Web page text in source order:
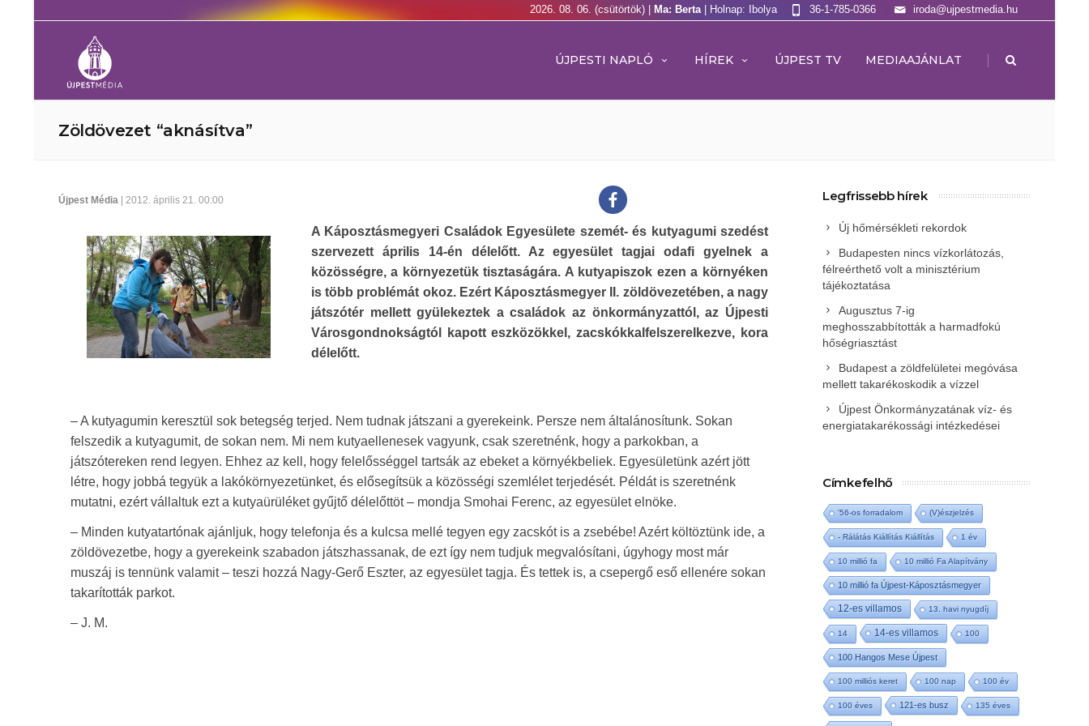
2026. 08. 06. (csütörtök) | Ma: Berta | Holnap: Ibolya iroda@ujpestmedia.hu
36-1-785-0366
ÚJPESTI NAPLÓ HÍREK ÚJPEST TV MEDIAAJÁNLAT |
Zöldövezet “aknásítva”
Újpest Média | 2012. április 21. 00:00
A Káposztásmegyeri Családok Egyesülete szemét- és kutyagumi szedést
szervezett április 14-én délelőtt. Az egyesület tagjai odafi gyelnek a
közösségre, a környezetük tisztaságára. A kutyapiszok ezen a környéken
is több problémát okoz. Ezért Káposztásmegyer II. zöldövezetében, a nagy
játszótér mellett gyülekeztek a családok az önkormányzattól, az Újpesti
Városgondnokságtól kapott eszközökkel, zacskókkalfelszerelkezve, kora
délelőtt.
– A kutyagumin keresztül sok betegség terjed. Nem tudnak játszani a gyerekeink. Persze nem általánosítunk. Sokan
felszedik a kutyagumit, de sokan nem. Mi nem kutyaellenesek vagyunk, csak szeretnénk, hogy a parkokban, a
játszótereken rend legyen. Ehhez az kell, hogy felelősséggel tartsák az ebeket a környékbeliek. Egyesületünk azért jött
létre, hogy jobbá tegyük a lakókörnyezetünket, és elősegítsük a közösségi szemlélet terjedését. Példát is szeretnénk
mutatni, ezért vállaltuk ezt a kutyaürüléket gyűjtő délelőttöt – mondja Smohai Ferenc, az egyesület elnöke.
– Minden kutyatartónak ajánljuk, hogy telefonja és a kulcsa mellé tegyen egy zacskót is a zsebébe! Azért költöztünk ide, a
zöldövezetbe, hogy a gyerekeink szabadon játszhassanak, de ezt így nem tudjuk megvalósítani, úgyhogy most már
muszáj is tennünk valamit – teszi hozzá Nagy-Gerő Eszter, az egyesület tagja. És tettek is, a csepergő eső ellenére sokan
takarították parkot.
– J. M.
Legfrissebb hírek
Új hőmérsékleti rekordok
Budapesten nincs vízkorlátozás,
félreérthető volt a minisztérium
tájékoztatása
Augusztus 7-ig
meghosszabbították a harmadfokú
hőségriasztást
Budapest a zöldfelületei megóvása
mellett takarékoskodik a vízzel
Újpest Önkormányzatának víz- és
energiatakarékossági intézkedései
Címkefelhő
'56-os forradalom (V)észjelzés
- Rálátás Kiállítás Kiállítás 1 év
10 millió fa 10 millió Fa Alapítvány
10 millió fa Újpest-Káposztásmegyer
12-es villamos 13. havi nyugdíj
14 14-es villamos 100
100 Hangos Mese Újpest
100 milliós keret 100 nap 100 év
100 éves 121-es busz 135 éves